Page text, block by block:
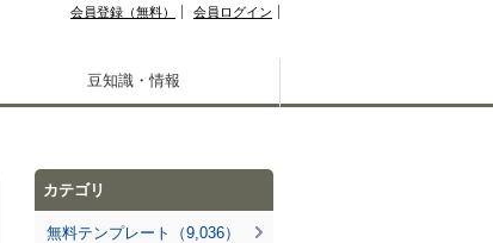
会員登録（無料） 会員ログイン
豆知識・情報
カテゴリ
無料テンプレート（9,036）